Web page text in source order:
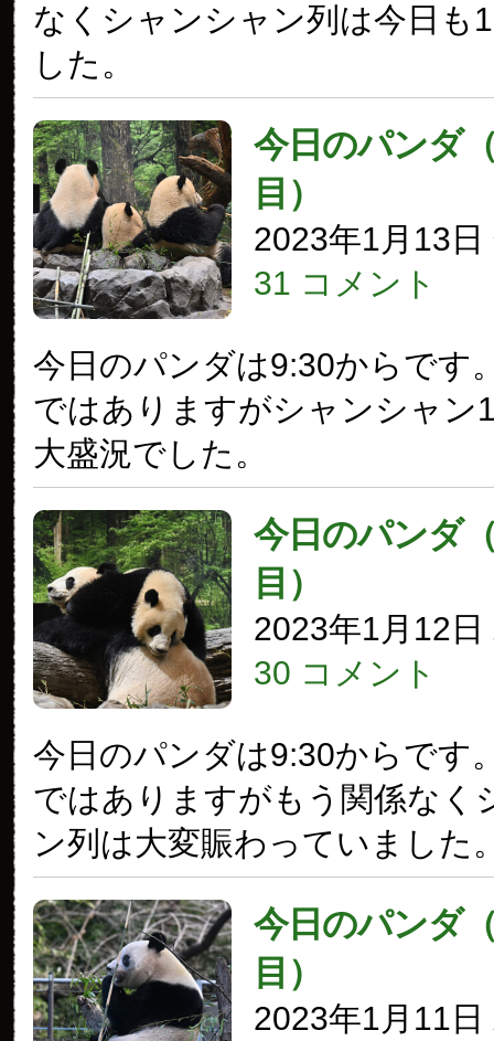
なくシャンシャン列は今日も
した。
今日のパンダ
目）
2023年1月13日
31 コメント
今日のパンダは9:30からです
ではありますがシャンシャン
大盛況でした。
今日のパンダ
目）
2023年1月12日
30 コメント
今日のパンダは9:30からです
ではありますがもう関係なく
ン列は大変賑わっていました
今日のパンダ
目）
2023年1月11日